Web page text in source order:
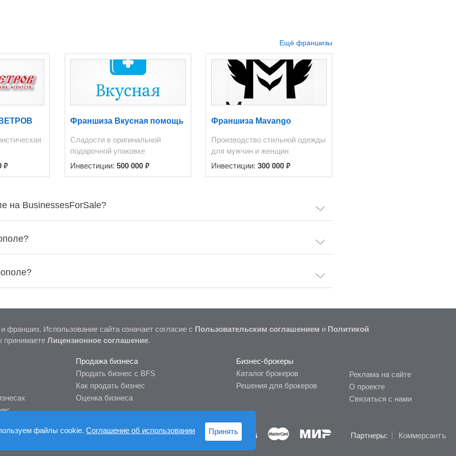
Ещё франшизы
₽
Франшиза Вкусная помощь
Сладости в оригинальной
подарочной упаковке
Инвестиции: 500 000 ₽
Франшиза Mavango
Производство стильной одежды
для мужчин и женщин
Инвестиции:300 000₽
на BusinessesForSale?
Использование сайта означает согласие с Пользовательским соглашением и Политикой
принимаете Лицензионное соглашение.
Продажа бизнеса
Продать бизнес с BFS
Как продать бизнес
Оценка бизнеса
Бизнес-брокеры
Каталог брокеров
Решения для брокеров
Реклама на сайте
О проекте
Связаться с нами
Партнеры: Коммерсантъ
файлы cookie. Соглашение об использовании Принять